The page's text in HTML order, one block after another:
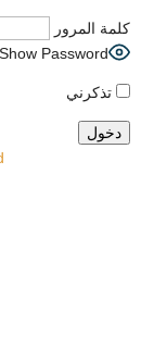
كلمة المرور
Show Password
تذكرني